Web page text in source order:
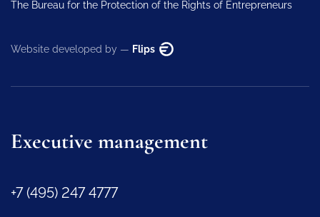
The Bureau for the Protection of the Rights of Entrepreneurs
Website developed by — Flips
Executive management
+7 (495) 247 4777